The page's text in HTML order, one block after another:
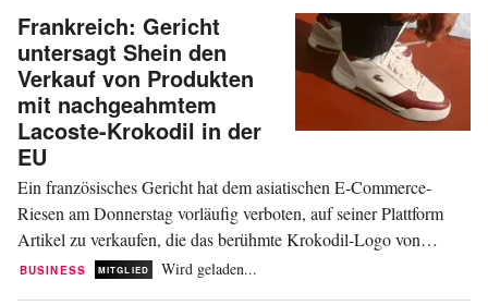
Europäische Union (EU) zu verlassen, schloss London 2019
zügig...
Frankreich: Gericht
untersagt Shein den
Verkauf von Produkten
mit nachgeahmtem
Lacoste-Krokodil in der
EU
Ein französisches Gericht hat dem asiatischen E-Commerce-
Riesen am Donnerstag vorläufig verboten, auf seiner Plattform
Artikel zu verkaufen, die das berühmte Krokodil-Logo von
Lacoste zeigen. Bis zu einer endgültigen Entscheidung hat das
BUSINESS MITGLIED Wird geladen...